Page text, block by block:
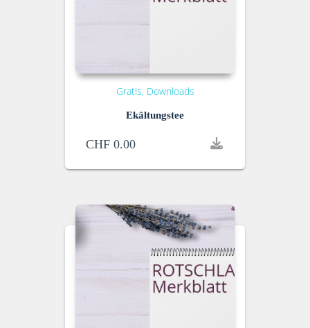
Gratis Downloads
Ekältungstee
CHF 0.00